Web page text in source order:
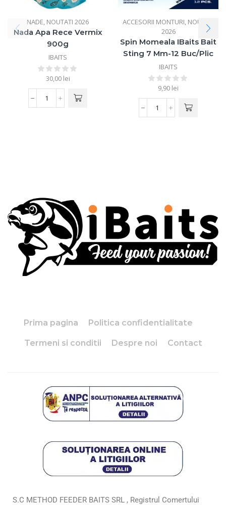
NADE, NOUTATI 2026
Nada Apa Rece Vermix
900g
IBAITS
30,00 lei
ACCESORII MONTURI, NOUTATI
2026
Spin Momeala IBaits Bait
Sting 7 Mm-12 Buc/plic
IBAITS
9,90 lei
Prima pagina Politica confidentialitate
Termeni si conditii Despre noi Contact
S.C METHOD FEEDER BAITS SRL , Registrul Comertului